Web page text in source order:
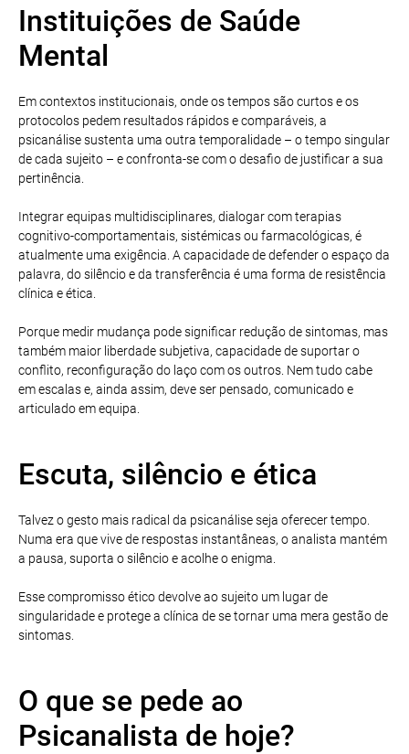
Instituições de Saúde
Mental
Em contextos institucionais, onde os tempos são curtos e os
protocolos pedem resultados rápidos e comparáveis, a
psicanálise sustenta uma outra temporalidade – o tempo singular
de cada sujeito – e confronta-se com o desafio de justificar a sua
pertinência.
Integrar equipas multidisciplinares, dialogar com terapias
cognitivo-comportamentais, sistémicas ou farmacológicas, é
atualmente uma exigência. A capacidade de defender o espaço da
palavra, do silêncio e da transferência é uma forma de resistência
clínica e ética.
Porque medir mudança pode significar redução de sintomas, mas
também maior liberdade subjetiva, capacidade de suportar o
conflito, reconfiguração do laço com os outros. Nem tudo cabe
em escalas e, ainda assim, deve ser pensado, comunicado e
articulado em equipa.
Escuta, silêncio e ética
Talvez o gesto mais radical da psicanálise seja oferecer tempo.
Numa era que vive de respostas instantâneas, o analista mantém
a pausa, suporta o silêncio e acolhe o enigma.
Esse compromisso ético devolve ao sujeito um lugar de
singularidade e protege a clínica de se tornar uma mera gestão de
sintomas.
O que se pede ao
Psicanalista de hoje?